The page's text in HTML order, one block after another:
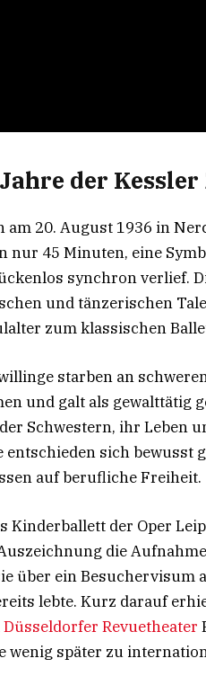
der
20. August 1936 in
nur 45 Minuten, eine
synchron verlief.
und tänzerischen
zum klassischen
starben an
und galt als gewalttätig
Schwestern, ihr Leben
sich bewusst
auf berufliche Freiheit.
Kinderballett der Oper
die
über ein Besuchervisum
lebte. Kurz darauf
Düsseldorfer Revuetheater
wenig später zu